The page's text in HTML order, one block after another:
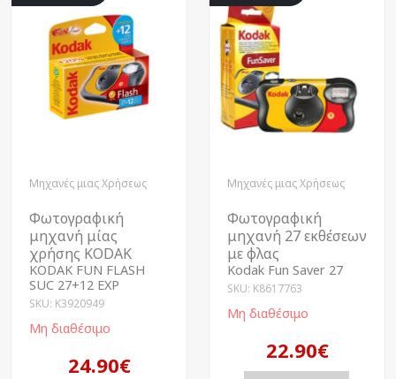
Μηχανές μιας Χρήσεως
Φωτογραφική
μηχανή μίας
χρήσης KODAK
KODAK FUN FLASH
SUC 27+12 EXP
SKU: K3920949
Μη διαθέσιμο
24.90€
Μηχανές μιας Χρήσεως
Φωτογραφική
μηχανή 27 εκθέσεων
με φλας
Kodak Fun Saver 27
SKU: K8617763
Μη διαθέσιμο
22.90€